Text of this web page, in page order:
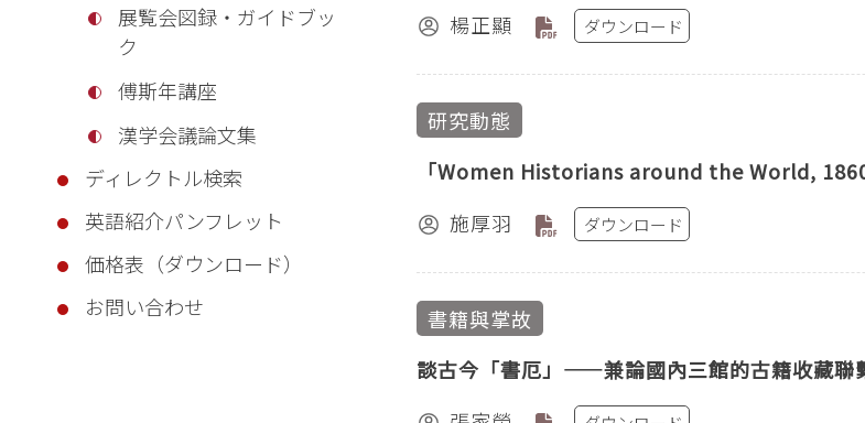
展覧会図録・ガイドブッ
ク
傅斯年講座
漢学会議論文集
ディレクトル検索
英語紹介パンフレット
価格表（ダウンロード）
お問い合わせ
楊正顯
ダウンロード
研究動態
「Women Historians around the World,
施厚羽
ダウンロード
書籍與掌故
談古今「書厄」——兼論國內三館的古籍收藏聯